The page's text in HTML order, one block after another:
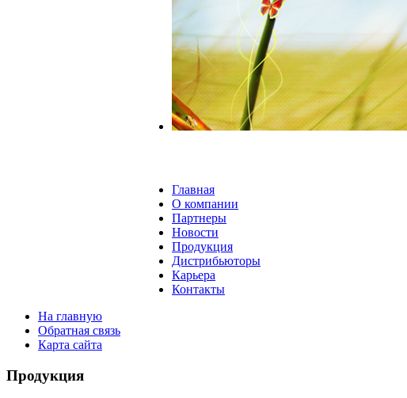
Главная
О компании
Партнеры
Новости
Продукция
Дистрибьютoры
Карьера
Контакты
На главную
Обратная связь
Карта сайта
Продукция